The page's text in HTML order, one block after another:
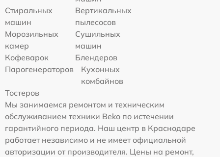
Стиральных
машин
Вертикальных
пылесосов
Морозильных
камер
Сушильных
машин
Кофеварок
Блендеров
Парогенераторов
Кухонных
комбайнов
Тостеров
Мы занимаемся ремонтом и техническим
обслуживанием техники Beko по истечении
гарантийного периода. Наш центр в Краснодаре
работает независимо и не имеет официальной
авторизации от производителя. Цены на ремонт,